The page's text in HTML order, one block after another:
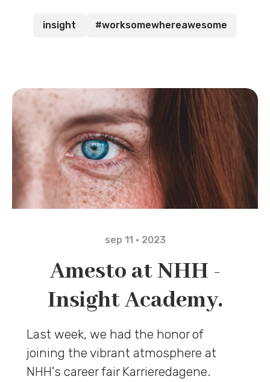
insight #worksomewhereawesome
sep 11 · 2023
Amesto at NHH -
Insight Academy.
Last week, we had the honor of
joining the vibrant atmosphere at
NHH's career fair Karrieredagene.